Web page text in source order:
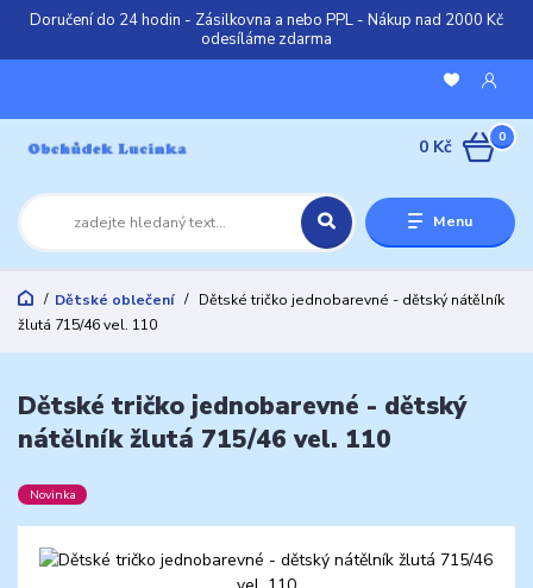
Doručení do 24 hodin - Zásilkovna a nebo PPL - Nákup nad 2000 Kč
odesíláme zdarma
Menu
0
0 Kč
Dětské oblečení
Dětské tričko jednobarevné - dětský nátělník
žlutá 715/46 vel. 110
Dětské tričko jednobarevné - dětský
nátělník žlutá 715/46 vel. 110
Novinka